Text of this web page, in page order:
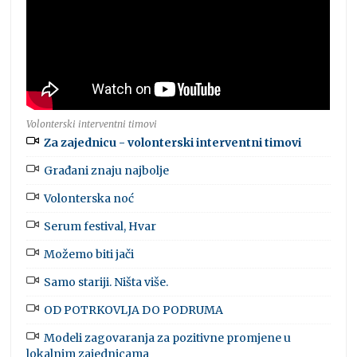
Volonterski interventni timovi
Za zajednicu - volonterski interventni timovi
Građani znaju najbolje
Volonterska noć
Serum festival, Hvar
Možemo biti jači
Samo stariji. Ništa više.
OD POTRKOVLJA DO PODRUMA
Modeli zagovaranja za pozitivne promjene u
lokalnim zajednicama